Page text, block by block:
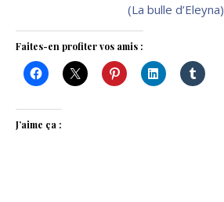
(La bulle d’Eleyna)
Faites-en profiter vos amis :
J’aime ça :